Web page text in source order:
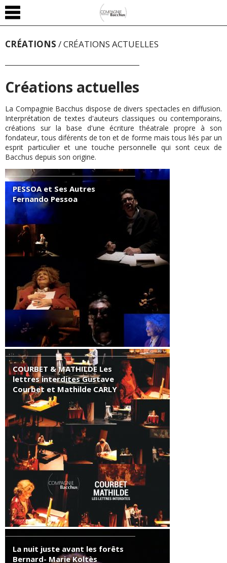
CRÉATIONS /CRÉATIONS ACTUELLES
Créations actuelles
La Compagnie Bacchus dispose de divers spectacles en diffusion.
Interprétation de textes d'auteurs classiques ou contemporains,
créations sur la base d'une écriture théatrale propre à son
fondateur, tous diférents de ton et de forme mais tous liés par un
esprit particulier et une touche personnelle qui sont ceux de
Bacchus depuis son origine.
PESSOA et Ses Autres
Fernando Pessoa
COURBET & MATHILDE Les
lettres interdites Gustave
Courbet et Mathilde CARLY
La nuit juste avant les forêts
Bernard- Marie Koltès